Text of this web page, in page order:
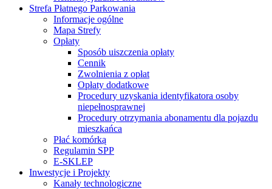
Strefa Płatnego Parkowania
Informacje ogólne
Mapa Strefy
Opłaty
Sposób uiszczenia opłaty
Cennik
Zwolnienia z opłat
Opłaty dodatkowe
Procedury uzyskania identyfikatora osoby
niepełnosprawnej
Procedury otrzymania abonamentu dla pojazdu
mieszkańca
Płać komórką
Regulamin SPP
E-SKLEP
Inwestycje i Projekty
Kanały technologiczne